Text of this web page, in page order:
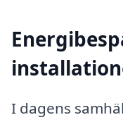
I dagens